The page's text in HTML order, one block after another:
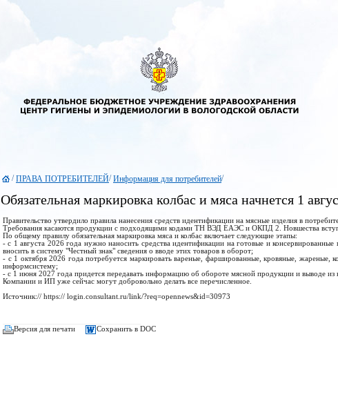
/ПРАВА ПОТРЕБИТЕЛЕЙ/Информация для потребителей/
Обязательная маркировка колбас и мяса начнется 1
Правительство утвердило правила нанесения средств идентификации на мясные изделия в
Требования касаются продукции с подходящими кодами ТН ВЭД ЕАЭС и ОКПД 2. Новшества
По общему правилу обязательная маркировка мяса и колбас включает следующие этапы:
- с 1 августа 2026 года нужно наносить средства идентификации на готовые и
вносить в систему "Честный знак" сведения о вводе этих товаров в оборот;
- с 1 октября 2026 года потребуется маркировать вареные, фаршированные, кровяные,
информсистему;
- с 1 июня 2027 года придется передавать информацию об обороте мясной продукции и выводе из
Компании и ИП уже сейчас могут добровольно делать все перечисленное.
Источник:// https:// login.consultant.ru/link/?req=opennews&id=30973
Версия для печати Сохранить в DOC